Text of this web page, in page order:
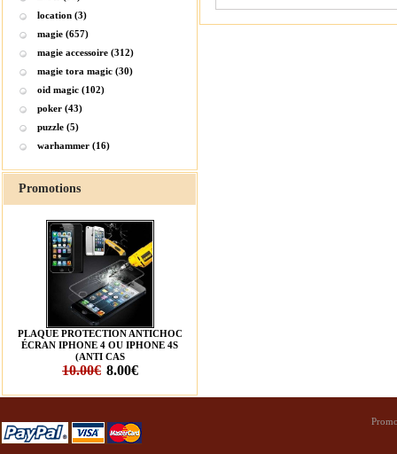
location (3)
magie (657)
magie accessoire (312)
magie tora magic (30)
oid magic (102)
poker (43)
puzzle (5)
warhammer (16)
Promotions
PLAQUE PROTECTION ANTICHOC
ÉCRAN IPHONE 4 OU IPHONE 4S
(ANTI CAS
10.00€ 8.00€